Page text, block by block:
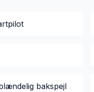
bakspejl